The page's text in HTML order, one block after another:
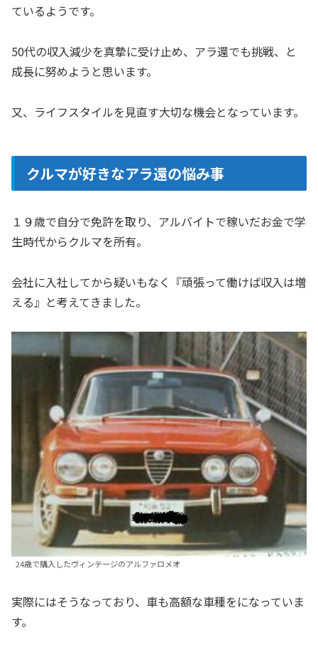
ているようです。
50代の収入減少を真摯に受け止め、アラ還でも挑戦、と
成長に努めようと思います。
又、ライフスタイルを見直す大切な機会となっています。
クルマが好きなアラ還の悩み事
１９歳で自分で免許を取り、アルバイトで稼いだお金で学
生時代からクルマを所有。
会社に入社してから疑いもなく『頑張って働けば収入は増
える』と考えてきました。
24歳で購入したヴィンテージのアルファロメオ
実際にはそうなっており、車も高額な車種をになっていま
す。